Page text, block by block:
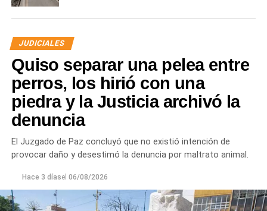
JUDICIALES
Quiso separar una pelea entre
perros, los hirió con una
piedra y la Justicia archivó la
denuncia
El Juzgado de Paz concluyó que no existió intención de
provocar daño y desestimó la denuncia por maltrato animal.
Hace 3 díasel 06/08/2026